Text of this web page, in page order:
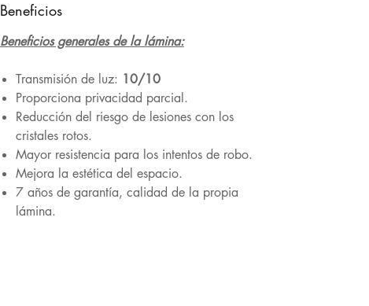
Beneficios
Beneficios generales de la lámina:
Transmisión de luz: 10/10
Proporciona privacidad parcial.
Reducción del riesgo de lesiones con los
cristales rotos.
Mayor resistencia para los intentos de robo.
Mejora la estética del espacio.
7 años de garantía, calidad de la propia
lámina.